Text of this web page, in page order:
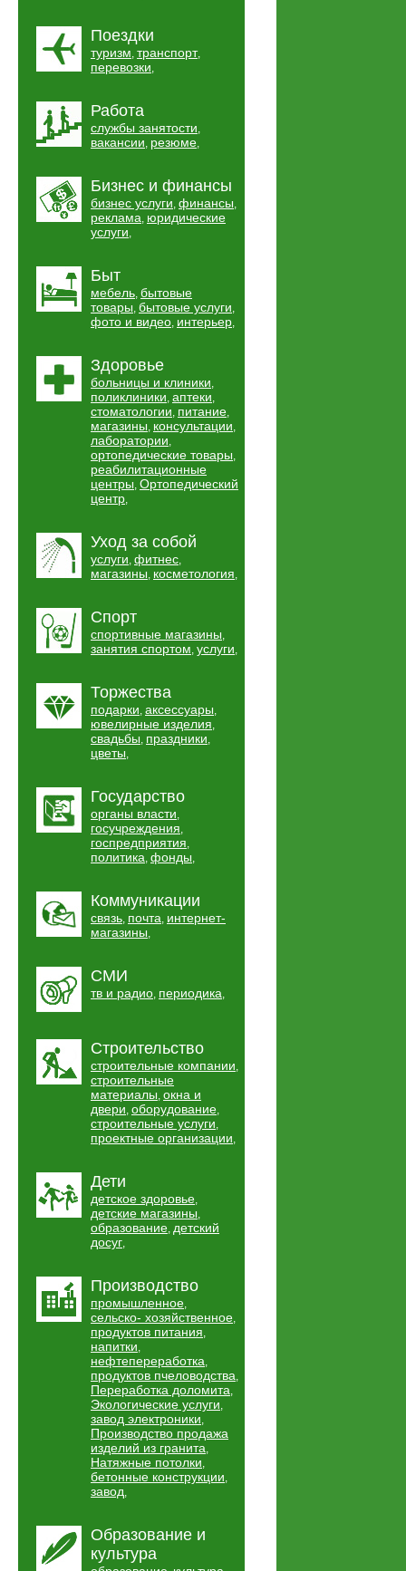
Поездки
туризм, транспорт,
перевозки,
Работа
службы занятости,
вакансии, резюме,
Бизнес и финансы
бизнес услуги, финансы,
реклама, юридические
услуги,
Быт
мебель, бытовые
товары, бытовые услуги,
фото и видео, интерьер,
Здоровье
больницы и клиники,
поликлиники, аптеки,
стоматологии, питание,
магазины, консультации,
лаборатории,
ортопедические товары,
реабилитационные
центры, Ортопедический
центр,
Уход за собой
услуги, фитнес,
магазины, косметология,
Спорт
спортивные магазины,
занятия спортом, услуги,
Торжества
подарки, аксессуары,
ювелирные изделия,
свадьбы, праздники,
цветы,
Государство
органы власти,
госучреждения,
госпредприятия,
политика, фонды,
Коммуникации
связь, почта, интернет-
магазины,
СМИ
тв и радио, периодика,
Строительство
строительные компании,
строительные
материалы, окна и
двери, оборудование,
строительные услуги,
проектные организации,
Дети
детское здоровье,
детские магазины,
образование, детский
досуг,
Производство
промышленное,
сельско- хозяйственное,
продуктов питания,
напитки,
нефтепереработка,
продуктов пчеловодства,
Переработка доломита,
Экологические услуги,
завод электроники,
Производство продажа
изделий из гранита,
Натяжные потолки,
бетонные конструкции,
завод,
Образование и
культура